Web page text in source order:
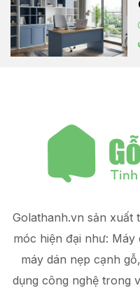
Golathanh.vn sản xuất
móc hiện đại như: Máy
máy dán nẹp cạnh
dụng công nghệ trong